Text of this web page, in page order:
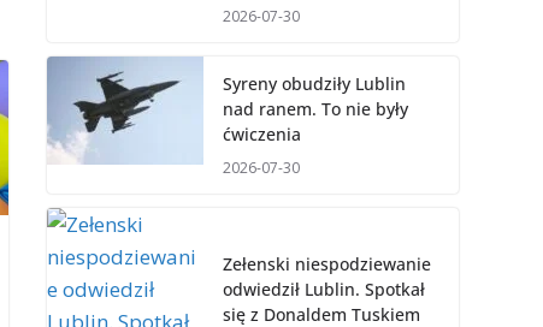
2026-07-30
Syreny obudziły Lublin
nad ranem. To nie były
ćwiczenia
2026-07-30
Zełenski niespodziewanie
odwiedził Lublin. Spotkał
się z Donaldem Tuskiem